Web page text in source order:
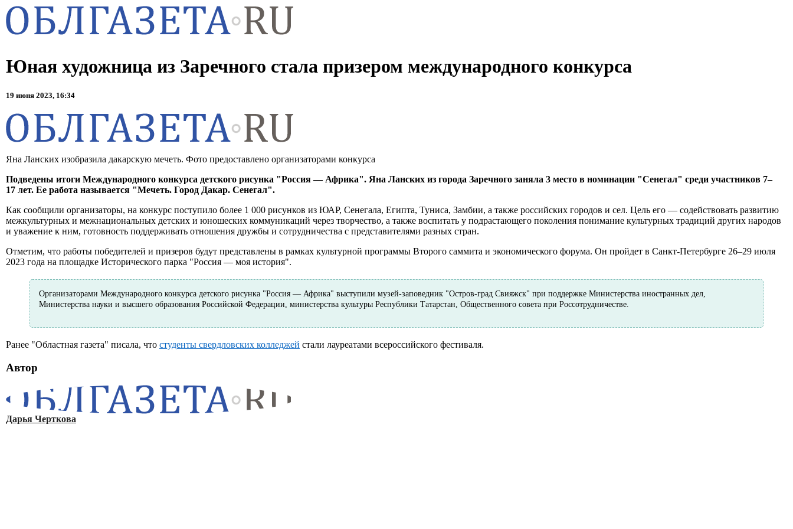
Юная художница из Заречного стала призером международного конкурса
19 июня 2023, 16:34
Яна Ланских изобразила дакарскую мечеть. Фото предоставлено организаторами конкурса
Подведены итоги Международного конкурса детского рисунка "Россия — Африка". Яна Ланских из города Заречного заняла 3 место в номинации "Сенегал" среди участников 7–
17 лет. Ее работа называется "Мечеть. Город Дакар. Сенегал".
Как сообщили организаторы, на конкурс поступило более 1 000 рисунков из ЮАР, Сенегала, Египта, Туниса, Замбии, а также российских городов и сел. Цель его — содействовать развитию
межкультурных и межнациональных детских и юношеских коммуникаций через творчество, а также воспитать у подрастающего поколения понимание культурных традиций других народов
и уважение к ним, готовность поддерживать отношения дружбы и сотрудничества с представителями разных стран.
Отметим, что работы победителей и призеров будут представлены в рамках культурной программы Второго саммита и экономического форума. Он пройдет в Санкт-Петербурге 26–29 июля
2023 года на площадке Исторического парка "Россия — моя история".
Организаторами Международного конкурса детского рисунка "Россия — Африка" выступили музей-заповедник "Остров-град Свияжск" при поддержке Министерства иностранных дел,
Министерства науки и высшего образования Российской Федерации, министерства культуры Республики Татарстан, Общественного совета при Россотрудничестве.
Ранее "Областная газета" писала, что студенты свердловских колледжей стали лауреатами всероссийского фестиваля.
Автор
Дарья Черткова